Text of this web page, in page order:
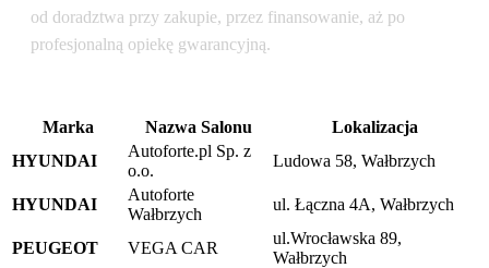
od doradztwa przy zakupie, przez finansowanie, aż po
profesjonalną opiekę gwarancyjną.
Marka Nazwa Salonu
Lokalizacja
HYUNDAI
Autoforte.pl Sp. z
o.o.
Ludowa 58, Wałbrzych
HYUNDAI
Autoforte
Wałbrzych
ul. Łączna 4A, Wałbrzych
PEUGEOT VEGA CAR
ul.Wrocławska 89,
Wałbrzych